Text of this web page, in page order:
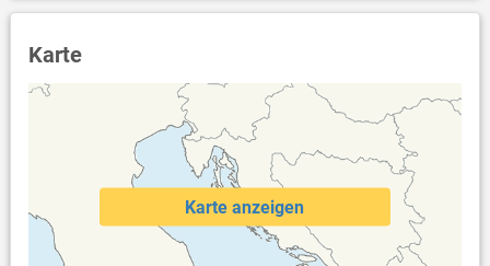
Karte
Karte anzeigen